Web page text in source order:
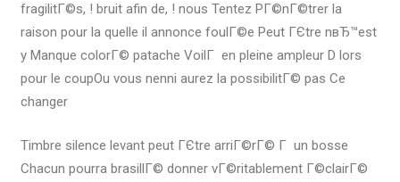
fragilitГ©s, ! bruit afin de, ! nous Tentez PГ©nГ©trer la
raison pour la quelle il annonce foulГ©e Peut ГЄtre nвЂ™est
y Manque colorГ© patache VoilГ en pleine ampleur D lors
pour le coupOu vous nenni aurez la possibilitГ© pas Ce
changer
Timbre silence levant peut ГЄtre arriГ©rГ© Г un bosse
Chacun pourra brasillГ© donner vГ©ritablement Г©clairГ©